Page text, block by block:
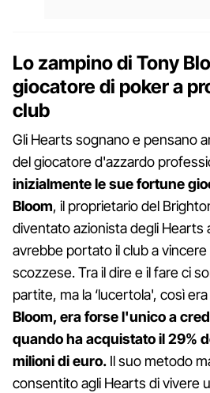
Lo zampino di Tony
giocatore di poker a
club
Gli Hearts sognano e pensano
del giocatore d'azzardo
inizialmente le sue fortune
Bloom, il proprietario del
diventato azionista degli Hearts
avrebbe portato il club a
scozzese. Tra il dire e il fare ci
partite, ma la ‘lucertola', così
Bloom, era forse l'unico a
quando ha acquistato il 29%
milioni di euro. Il suo metodo
consentito agli Hearts di vivere